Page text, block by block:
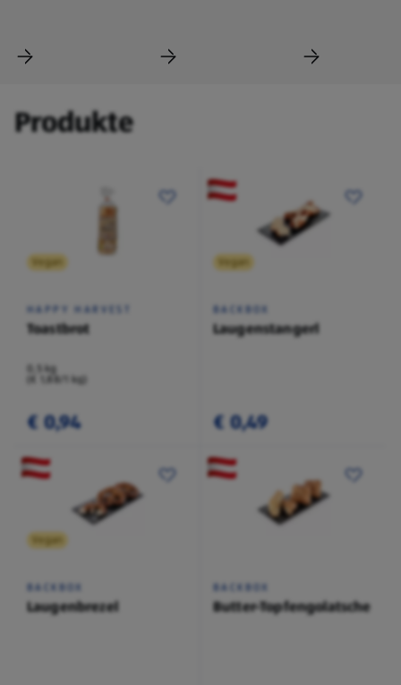
Produkte
Vegan
HAPPY HARVEST
Toastbrot
0,5 kg
(€ 1,88/1 kg)
€ 0,94
Vegan
BACKBOX
Laugenstangerl
€ 0,49
Vegan
BACKBOX
Laugenbrezel
BACKBOX
Butter-Topfengolatsche